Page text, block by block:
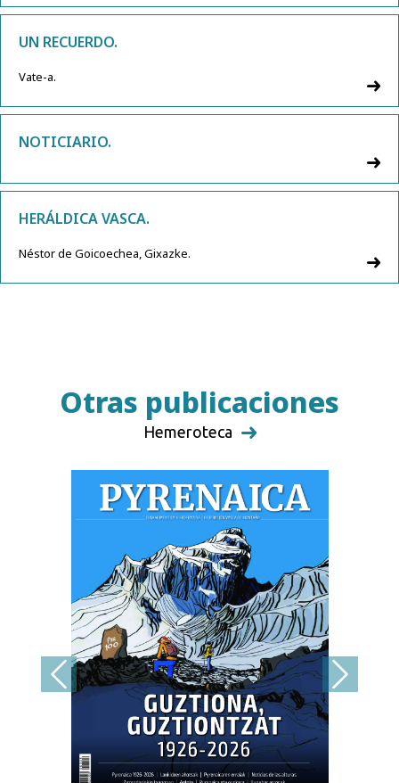
UN RECUERDO.
Vate-a.
NOTICIARIO.
HERÁLDICA VASCA.
Néstor de Goicoechea, Gixazke.
Otras publicaciones
Hemeroteca